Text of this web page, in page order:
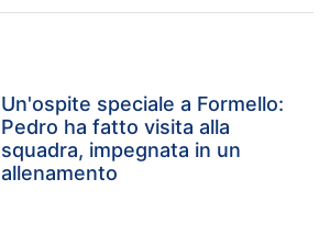
Un'ospite speciale a Formello:
Pedro ha fatto visita alla
squadra, impegnata in un
allenamento